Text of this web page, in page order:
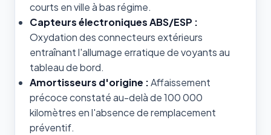
courts en ville à bas régime.
Capteurs électroniques ABS/ESP :
Oxydation des connecteurs extérieurs
entraînant l'allumage erratique de voyants au
tableau de bord.
Amortisseurs d'origine :Affaissement
précoce constaté au-delà de 100 000
kilomètres en l'absence de remplacement
préventif.